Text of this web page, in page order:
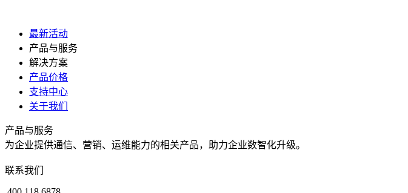
最新活动
产品与服务
解决方案
产品价格
支持中心
关于我们
产品与服务
为企业提供通信、营销、运维能力的相关产品，助力企业数智化升级。
联系我们